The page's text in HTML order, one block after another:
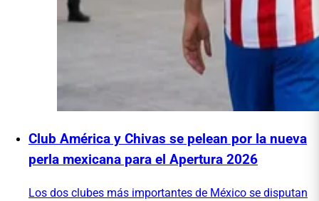
Club América y Chivas se pelean por la nueva
perla mexicana para el Apertura 2026
Los dos clubes más importantes de México se disputan